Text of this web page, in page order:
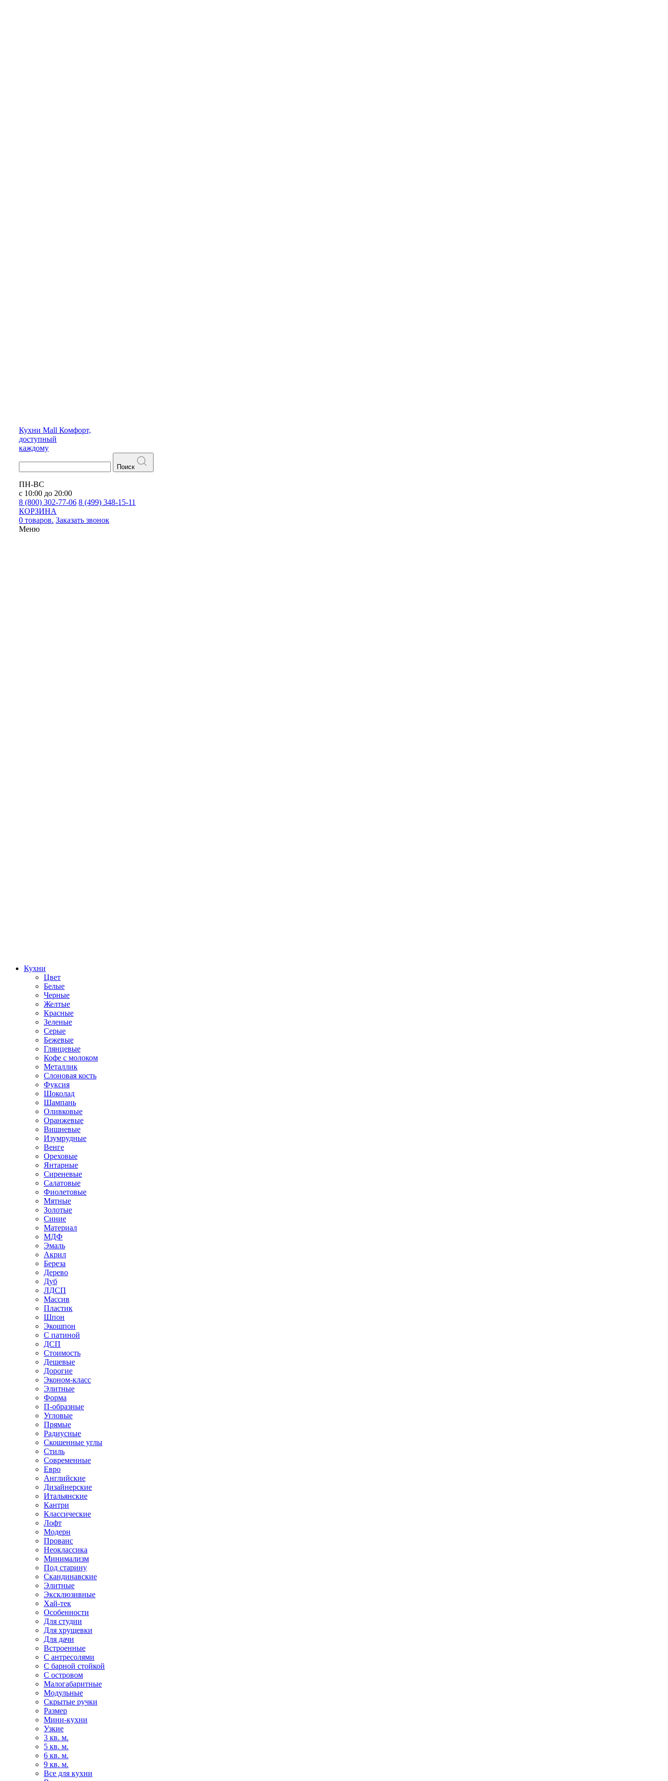
Кухни Mall Комфорт,
доступный
каждому
Поиск
ПН-ВС
с 10:00 до 20:00
8 (800) 302-77-06 8 (499) 348-15-11
КОРЗИНА
0 товаров. Заказать звонок
Меню
Кухни
Цвет
Белые
Черные
Желтые
Красные
Зеленые
Серые
Бежевые
Глянцевые
Кофе с молоком
Металлик
Слоновая кость
Фуксия
Шоколад
Шампань
Оливковые
Оранжевые
Вишневые
Изумрудные
Венге
Ореховые
Янтарные
Сиреневые
Салатовые
Фиолетовые
Мятные
Золотые
Синие
Материал
МДФ
Эмаль
Акрил
Береза
Дерево
Дуб
ЛДСП
Массив
Пластик
Шпон
Экошпон
С патиной
ДСП
Стоимость
Дешевые
Дорогие
Эконом-класс
Элитные
Форма
П-образные
Угловые
Прямые
Радиусные
Скошенные углы
Стиль
Современные
Евро
Английские
Дизайнерские
Итальянские
Кантри
Классические
Лофт
Модерн
Прованс
Неоклассика
Минимализм
Под старину
Скандинавские
Элитные
Эксклюзивные
Хай-тек
Особенности
Для студии
Для хрущевки
Для дачи
Встроенные
С антресолями
С барной стойкой
С островом
Малогабаритные
Модульные
Скрытые ручки
Размер
Мини-кухни
Узкие
3 кв. м.
5 кв. м.
6 кв. м.
9 кв. м.
Все для кухни